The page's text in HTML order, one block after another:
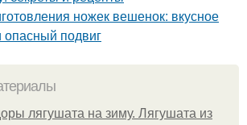
ножек вешенок: вкусное
опасный подвиг
лягушата на зиму. Лягушата из